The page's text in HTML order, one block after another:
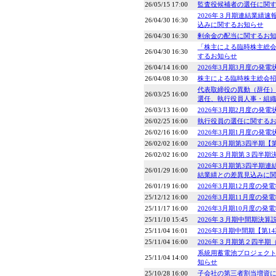
26/05/15 17:00
監査役候補者の選任に関
26/04/30 16:30
2026年３月期連結業績速
込みに関するお知らせ
26/04/30 16:30
剰余金の配当に関するお
26/04/30 16:30
「株主による臨時株主総
するお知らせ
26/04/14 16:00
2026年3月期3月度の発電
26/04/08 10:30
株主による臨時株主総会
26/03/25 16:00
代表取締役の異動（辞任
選任、執行役員人事・組
26/03/13 16:00
2026年3月期2月度の発電
26/02/25 16:00
執行役員の選任に関する
26/02/16 16:00
2026年3月期1月度の発電
26/02/02 16:00
2026年3月期第3四半期【
26/02/02 16:00
2026年３月期第３四半期
26/01/29 16:00
2026年3月期第3四半期連
結業績との差異見込みに
26/01/19 16:00
2026年3月期12月度の発
25/12/12 16:00
2026年3月期11月度の発
25/11/17 16:00
2026年3月期10月度の発
25/11/10 15:45
2026年３月期中間期決算
25/11/04 16:01
2026年3月期中間期【第
25/11/04 16:00
2026年３月期第２四半期
25/11/04 14:00
系統用蓄電池プロジェク
知らせ
25/10/28 16:00
子会社の第三者割当増資